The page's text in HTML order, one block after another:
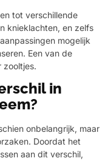
tot verschillende
knieklachten, en zelfs
mogelijk
Een van de
zooltjes.
in
onbelangrijk, maar
Doordat het
aan dit verschil,